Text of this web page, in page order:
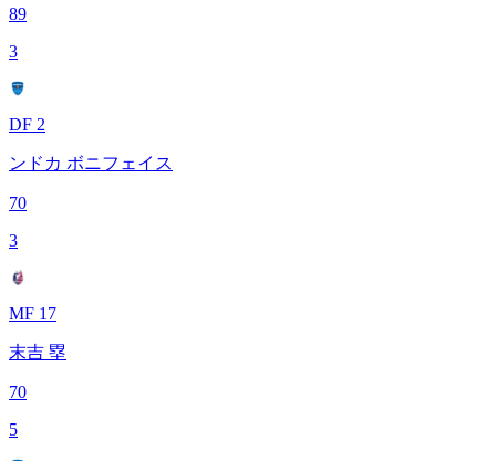
89
3
DF 2
ンドカ ボニフェイス
70
3
MF 17
末吉 塁
70
5